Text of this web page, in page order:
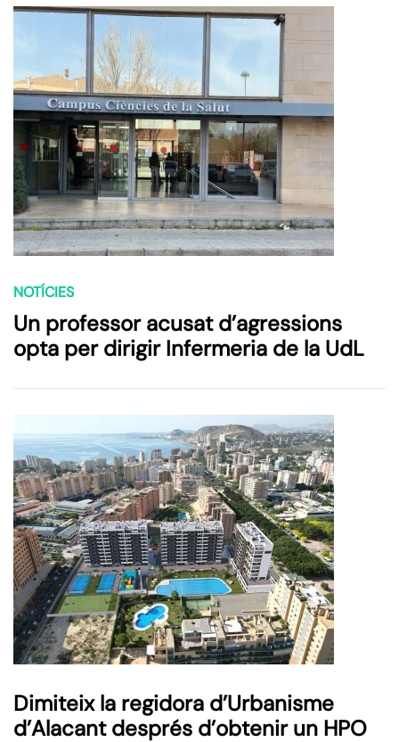
NOTÍCIES
Un professor acusat d’agressions
opta per dirigir Infermeria de la UdL
Dimiteix la regidora d’Urbanisme
d’Alacant després d’obtenir un HPO